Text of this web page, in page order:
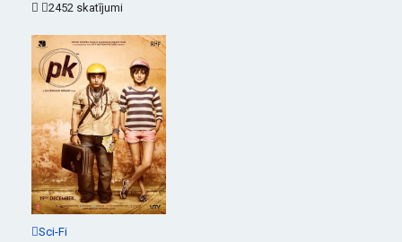
2452 skatījumi
Sci-Fi